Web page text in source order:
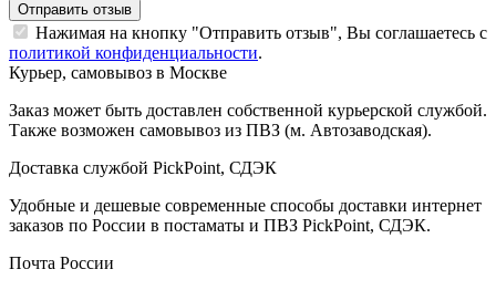
Отправить отзыв
Нажимая на кнопку "Отправить отзыв", Вы соглашаетесь с
политикой конфиденциальности.
Курьер, самовывоз в Москве
Заказ может быть доставлен собственной курьерской службой.
Также возможен самовывоз из ПВЗ (м. Автозаводская).
Доставка службой PickPoint, СДЭК
Удобные и дешевые современные способы доставки интернет
заказов по России в постаматы и ПВЗ PickPoint, СДЭК.
Почта России